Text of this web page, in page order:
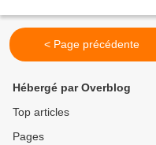
< Page précédente
Hébergé par Overblog
Top articles
Pages